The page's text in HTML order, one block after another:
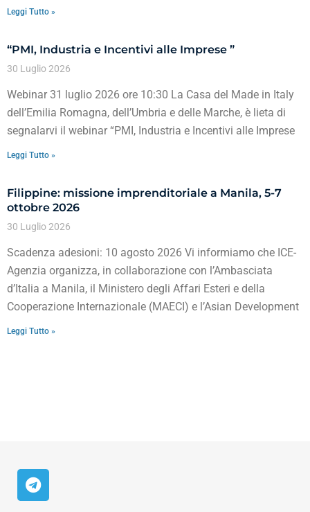
Leggi Tutto »
“PMI, Industria e Incentivi alle Imprese ”
30 Luglio 2026
Webinar 31 luglio 2026 ore 10:30 La Casa del Made in Italy
dell’Emilia Romagna, dell’Umbria e delle Marche, è lieta di
segnalarvi il webinar “PMI, Industria e Incentivi alle Imprese
Leggi Tutto »
Filippine: missione imprenditoriale a Manila, 5-7
ottobre 2026
30 Luglio 2026
Scadenza adesioni: 10 agosto 2026 Vi informiamo che ICE-
Agenzia organizza, in collaborazione con l’Ambasciata
d’Italia a Manila, il Ministero degli Affari Esteri e della
Cooperazione Internazionale (MAECI) e l’Asian Development
Leggi Tutto »